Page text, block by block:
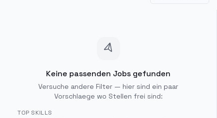
Keine passenden Jobs gefunden
Versuche andere Filter — hier sind ein paar
Vorschlaege wo Stellen frei sind:
TOP SKILLS